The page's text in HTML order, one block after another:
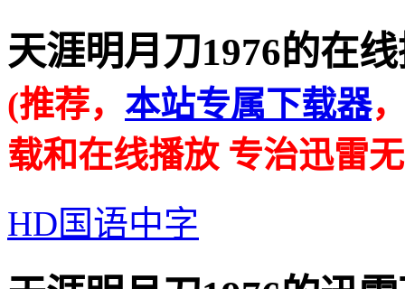
天涯明月刀1976的在线
(推荐， 本站专属下载器
载和在线播放 专治迅雷
HD国语中字